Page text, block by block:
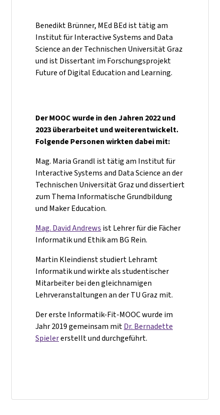
Benedikt Brünner, MEd BEd ist tätig am
Institut für Interactive Systems and Data
Science an der Technischen Universität Graz
und ist Dissertant im Forschungsprojekt
Future of Digital Education and Learning.
Der MOOC wurde in den Jahren 2022 und
2023 überarbeitet und weiterentwickelt.
Folgende Personen wirkten dabei mit:
Mag. Maria Grandl ist tätig am Institut für
Interactive Systems and Data Science an der
Technischen Universität Graz und dissertiert
zum Thema Informatische Grundbildung
und Maker Education.
Mag. David Andrews ist Lehrer für die Fächer
Informatik und Ethik am BG Rein.
Martin Kleindienst studiert Lehramt
Informatik und wirkte als studentischer
Mitarbeiter bei den gleichnamigen
Lehrveranstaltungen an der TU Graz mit.
Der erste Informatik-Fit-MOOC wurde im
Jahr 2019 gemeinsam mitDr. Bernadette
Spielererstellt und durchgeführt.